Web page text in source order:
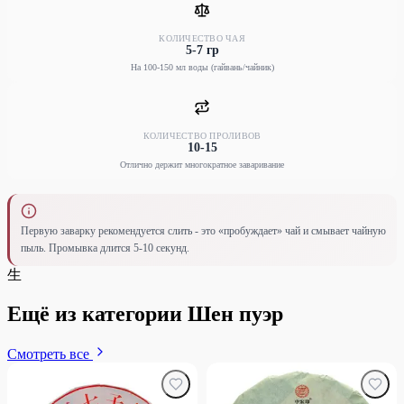
КОЛИЧЕСТВО ЧАЯ
5-7 гр
На 100-150 мл воды (гайвань/чайник)
КОЛИЧЕСТВО ПРОЛИВОВ
10-15
Отлично держит многократное заваривание
Первую заварку рекомендуется слить - это «пробуждает» чай и смывает чайную
пыль. Промывка длится 5-10 секунд.
生
Ещё из категории Шен пуэр
Смотреть все